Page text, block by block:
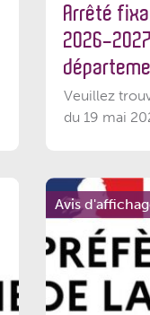
Arrêté
2026-
Veuillez
du 19 mai
Avis